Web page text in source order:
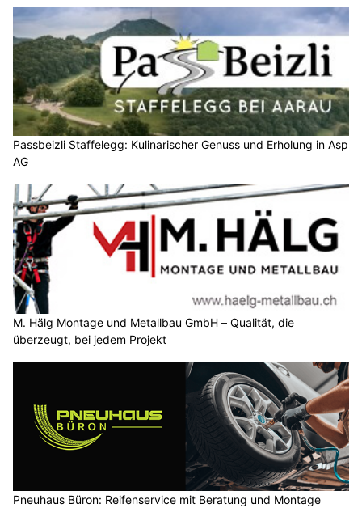
Passbeizli Staffelegg: Kulinarischer Genuss und Erholung in Asp
AG
M. Hälg Montage und Metallbau GmbH – Qualität, die
überzeugt, bei jedem Projekt
Pneuhaus Büron: Reifenservice mit Beratung und Montage